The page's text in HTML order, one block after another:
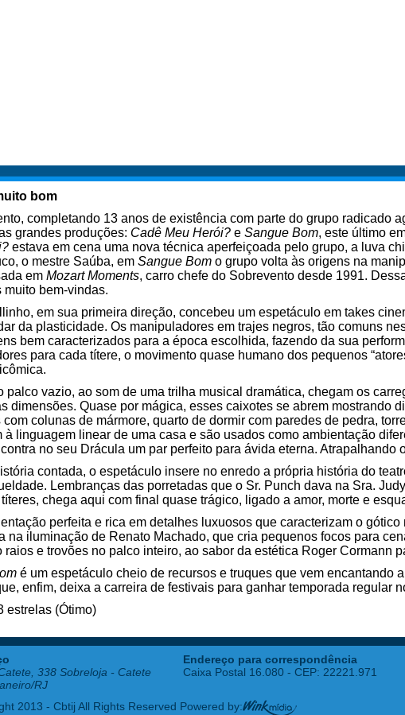
bom
completando 13 anos de existência com parte do grupo radicado
grandes produções: Cadê Meu Herói? e Sangue Bom, este último
estava em cena uma nova técnica aperfeiçoada pelo grupo, a luva
o mestre Saúba, em Sangue Bom o grupo volta às origens na
em Mozart Moments, carro chefe do Sobrevento desde 1991.
muito bem-vindas.
em sua primeira direção, concebeu um espetáculo em takes
da plasticidade. Os manipuladores em trajes negros, tão comuns
bem caracterizados para a época escolhida, fazendo da sua
para cada títere, o movimento quase humano dos pequenos
palco vazio, ao som de uma trilha musical dramática, chegam os
dimensões. Quase por mágica, esses caixotes se abrem mostrando
com colunas de mármore, quarto de dormir com paredes de pedra,
à linguagem linear de uma casa e são usados como ambientação
no seu Drácula um par perfeito para ávida eterna. Atrapalhando
contada, o espetáculo insere no enredo a própria história do
Lembranças das porretadas que o Sr. Punch dava na Sra.
chega aqui com final quase trágico, ligado a amor, morte e
perfeita e rica em detalhes luxuosos que caracterizam o
na iluminação de Renato Machado, que cria pequenos focos para
raios e trovões no palco inteiro, ao sabor da estética Roger Cormann
é um espetáculo cheio de recursos e truques que vem encantando
enfim, deixa a carreira de festivais para ganhar temporada regular
estrelas (Ótimo)
338 Sobreloja - Catete
RJ
Endereço para correspondência
Caixa Postal 16.080 - CEP: 22221.971
2013 - Cbtij All Rights Reserved Powered by: